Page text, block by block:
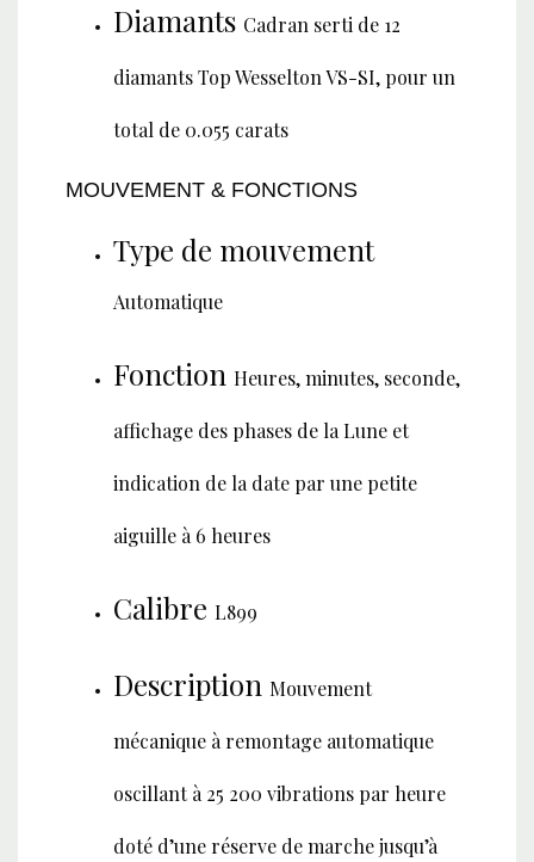
Diamants Cadran serti de 12
diamants Top Wesselton VS-SI, pour un
total de 0.055 carats
MOUVEMENT & FONCTIONS
Type de mouvement
Automatique
Fonction Heures, minutes, seconde,
affichage des phases de la Lune et
indication de la date par une petite
aiguille à 6 heures
Calibre L899
Description Mouvement
mécanique à remontage automatique
oscillant à 25 200 vibrations par heure
doté d’une réserve de marche jusqu’à